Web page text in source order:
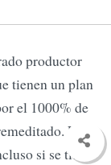
productor
tienen un plan
el 1000% de
La
si se tiene